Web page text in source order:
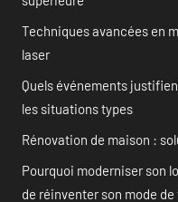
Techniques avancées en
laser
Quels événements
les situations types
Rénovation de maison :
Pourquoi moderniser son
de réinventer son mode